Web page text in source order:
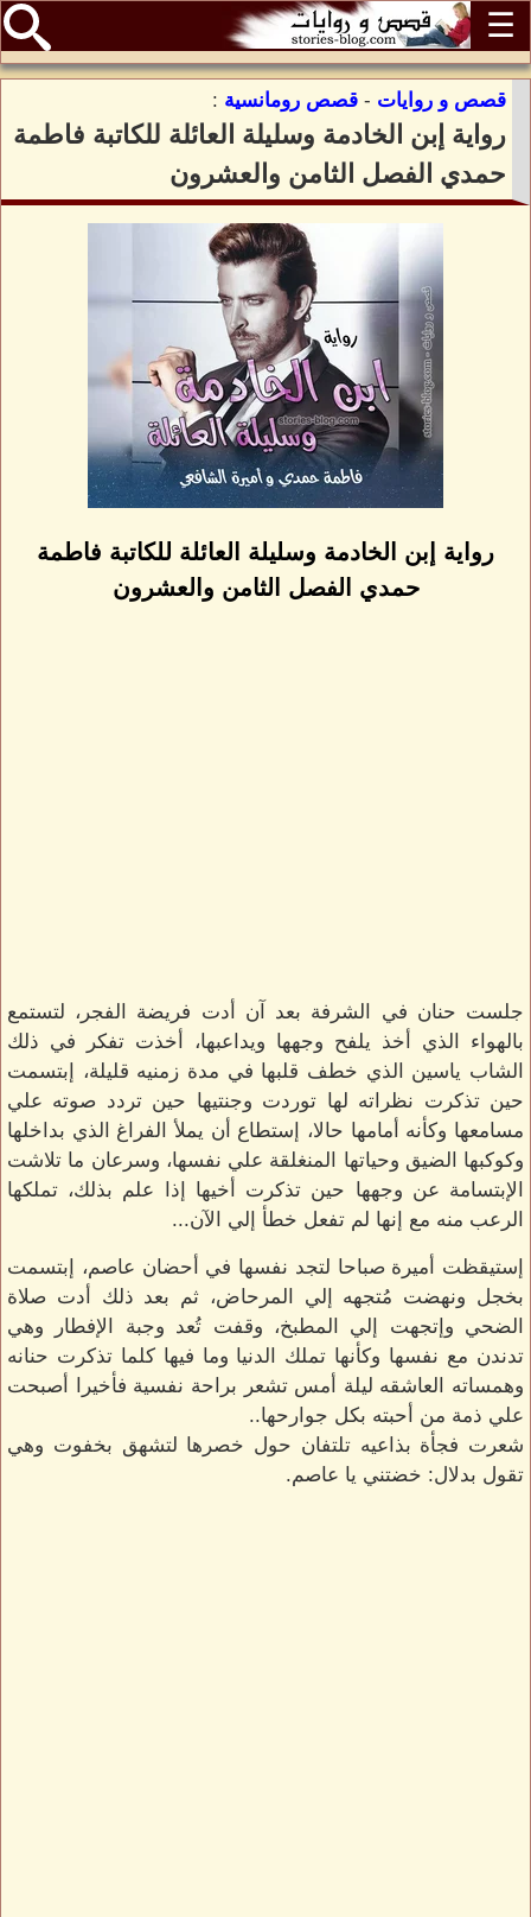
☰
قصص و روايات - قصص رومانسية :
رواية إبن الخادمة وسليلة العائلة للكاتبة فاطمة
حمدي الفصل الثامن والعشرون
رواية إبن الخادمة وسليلة العائلة للكاتبة فاطمة
حمدي الفصل الثامن والعشرون
جلست حنان في الشرفة بعد آن أدت فريضة الفجر، لتستمع
بالهواء الذي أخذ يلفح وجهها ويداعبها، أخذت تفكر في ذلك
الشاب ياسين الذي خطف قلبها في مدة زمنيه قليلة، إبتسمت
حين تذكرت نظراته لها توردت وجنتيها حين تردد صوته علي
مسامعها وكأنه أمامها حالا، إستطاع أن يملأ الفراغ الذي بداخلها
وكوكبها الضيق وحياتها المنغلقة علي نفسها، وسرعان ما تلاشت
الإبتسامة عن وجهها حين تذكرت أخيها إذا علم بذلك، تملكها
الرعب منه مع إنها لم تفعل خطأ إلي الآن...
إستيقظت أميرة صباحا لتجد نفسها في أحضان عاصم، إبتسمت
بخجل ونهضت مُتجهه إلي المرحاض، ثم بعد ذلك أدت صلاة
الضحي وإتجهت إلي المطبخ، وقفت تُعد وجبة الإفطار وهي
تدندن مع نفسها وكأنها تملك الدنيا وما فيها كلما تذكرت حنانه
وهمساته العاشقه ليلة أمس تشعر براحة نفسية فأخيرا أصبحت
علي ذمة من أحبته بكل جوارحها..
شعرت فجأة بذاعيه تلتفان حول خصرها لتشهق بخفوت وهي
تقول بدلال: خضتني يا عاصم.